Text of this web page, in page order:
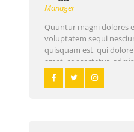
Manager
Quuntur magni dolores
voluptatem sequi
quisquam est, qui
amet, consectetur,
numquam eius modi
et dolore magnam